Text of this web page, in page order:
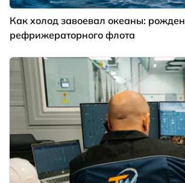
Как холод завоевал океаны:
рефрижераторного флота